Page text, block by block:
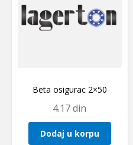
Beta osigurac 2×50
4.17din
Dodaj u korpu